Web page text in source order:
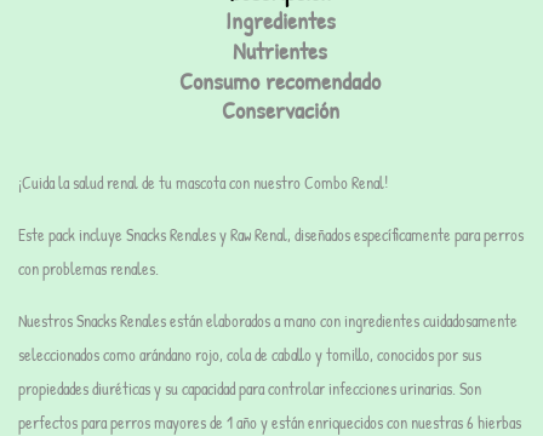
Ingredientes
Nutrientes
Consumo recomendado
Conservación
¡Cuida la salud renal de tu mascota con nuestro Combo Renal!
Este pack incluye Snacks Renales y Raw Renal, diseñados específicamente para perros
con problemas renales.
Nuestros Snacks Renales están elaborados a mano con ingredientes cuidadosamente
seleccionados como arándano rojo, cola de caballo y tomillo, conocidos por sus
propiedades diuréticas y su capacidad para controlar infecciones urinarias. Son
perfectos para perros mayores de 1 año y están enriquecidos con nuestras 6 hierbas